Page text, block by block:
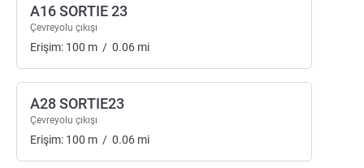
A16 SORTIE 23
Çevreyolu çıkışı
Erişim: 100 m / 0.06 mi
A28 SORTIE23
Çevreyolu çıkışı
Erişim: 100 m / 0.06 mi